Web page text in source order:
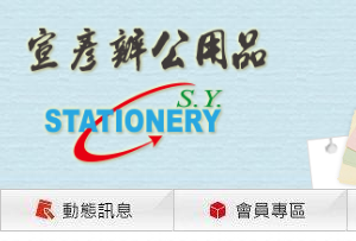
茲因國際情勢變化石油及塑化原物料波動漲幅甚大